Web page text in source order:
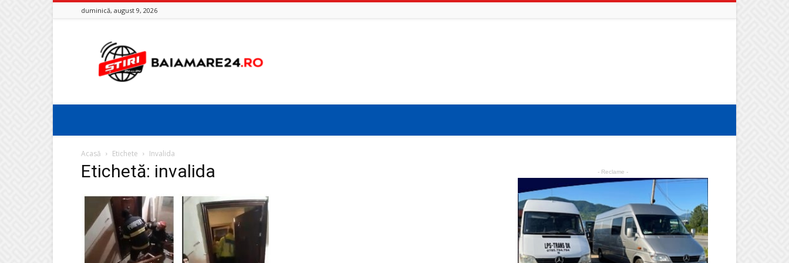
duminică, august 9, 2026
Baia
Mare
24
Acasă Etichete Invalida
Etichetă: invalida - Reclame -